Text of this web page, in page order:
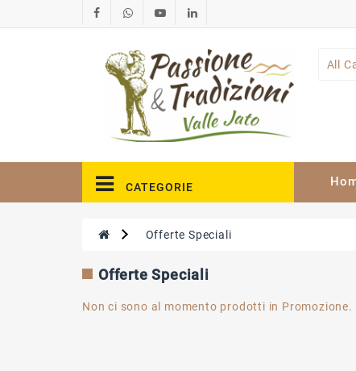
All
CATEGORIE
Offerte Speciali
Offerte Speciali
Non ci sono al momento prodotti in Promozione.